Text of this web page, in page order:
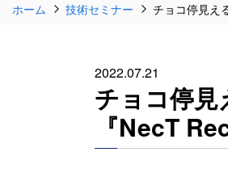
ホーム 技術セミナー チョコ停見え
2022.07.21
チョコ停見
『NecT